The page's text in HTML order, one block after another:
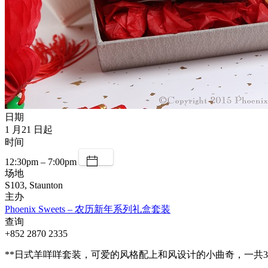
日期
1 月21 日起
时间
12:30pm – 7:00pm
场地
S103, Staunton
主办
Phoenix Sweets – 农历新年系列礼盒套装
查询
+852 2870 2335
**日式羊咩咩套装，可爱的风格配上和风设计的小曲奇，一共